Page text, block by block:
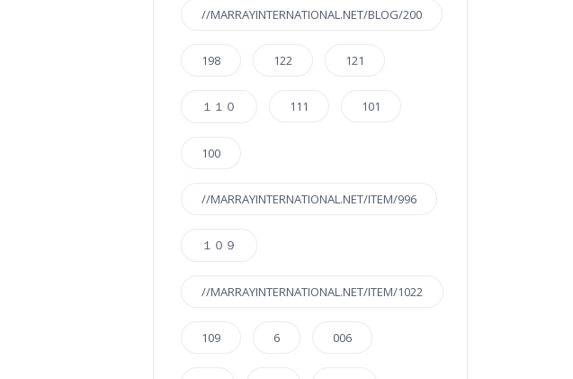
//MARRAYINTERNATIONAL.NET/BLOG/200
198 122 121
１１０ 111 101
100
//MARRAYINTERNATIONAL.NET/ITEM/996
１０９
//MARRAYINTERNATIONAL.NET/ITEM/1022
109 6 006